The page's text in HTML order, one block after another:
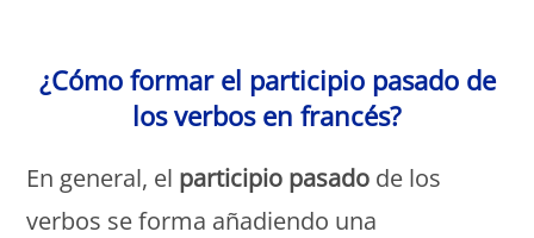
¿Cómo formar el participio pasado de
los verbos en francés?
En general, el participio pasado de los
verbos se forma añadiendo una